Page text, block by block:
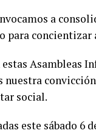
a
para concientizar
estas Asambleas
nuestra
social.
este sábado 6